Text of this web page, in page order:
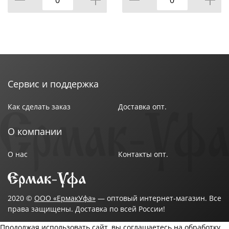
Коллекция: "DOMOVITA"
Цвет: Полоска
Страна-изготовитель: Россия
Сервис и поддержка
Как сделать заказ Доставка опт.
О компании
О нас Контакты опт.
2020 © ООО «ЕрмакУфа» — оптовый интернет-магазин. Все
права защищены. Доставка по всей России!
Продолжая использовать сайт, вы соглашаетесь на обработку